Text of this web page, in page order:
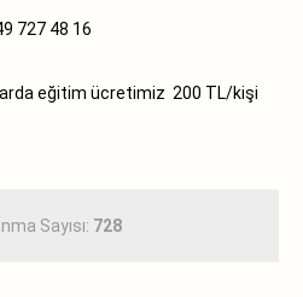
727 48 16
eğitim ücretimiz 200 TL/kişi
Sayısı: 728